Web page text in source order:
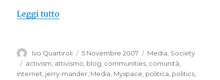
Leggi tutto
Autore
Ivo Quartiroli
Pubblicato
il
5 Novembre 2007 Categorie
Media Society
Tag
activism attivismo blog communities comunità
internet jerry-mander Media Myspace politica politics